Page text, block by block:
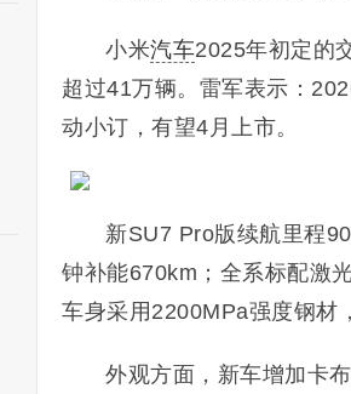
小米汽车2025年初定的
超过41万辆。雷军表示：
动小订，有望4月上市。
新SU7 Pro版续航里程
钟补能670km；全系标配激
车身采用2200MPa强度钢材
外观方面，新车增加卡